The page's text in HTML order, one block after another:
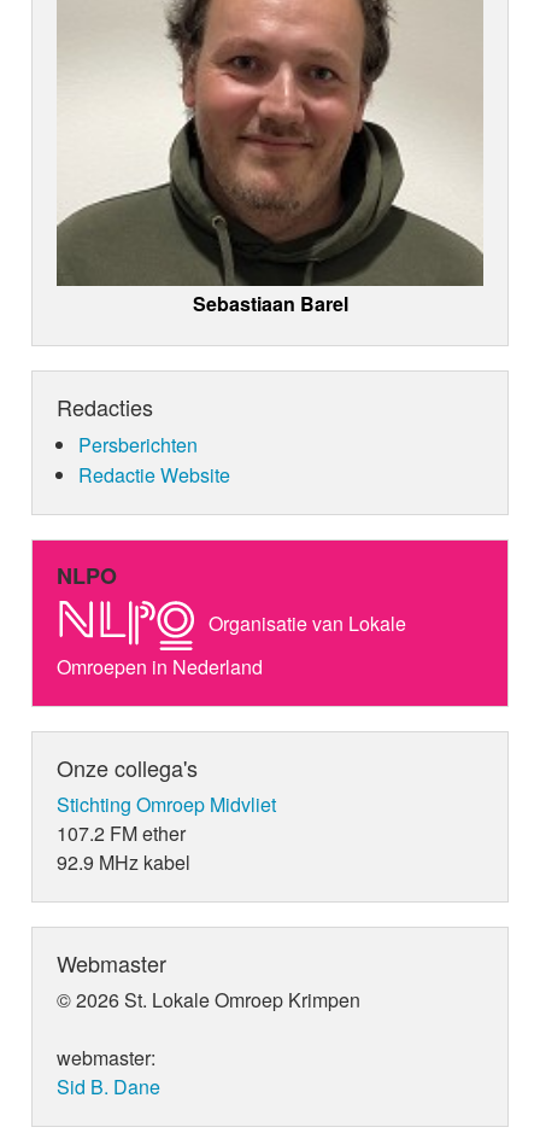
Sebastiaan Barel
Redacties
Persberichten
Redactie Website
NLPO
Organisatie van Lokale
Omroepen in Nederland
Onze collega's
Stichting Omroep Midvliet
107.2 FM ether
92.9 MHz kabel
Webmaster
© 2026 St. Lokale Omroep Krimpen
webmaster:
Sid B. Dane